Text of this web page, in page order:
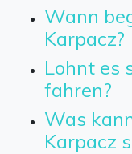
Wann
Karpacz?
Lohnt es
fahren?
Was
Karpacz